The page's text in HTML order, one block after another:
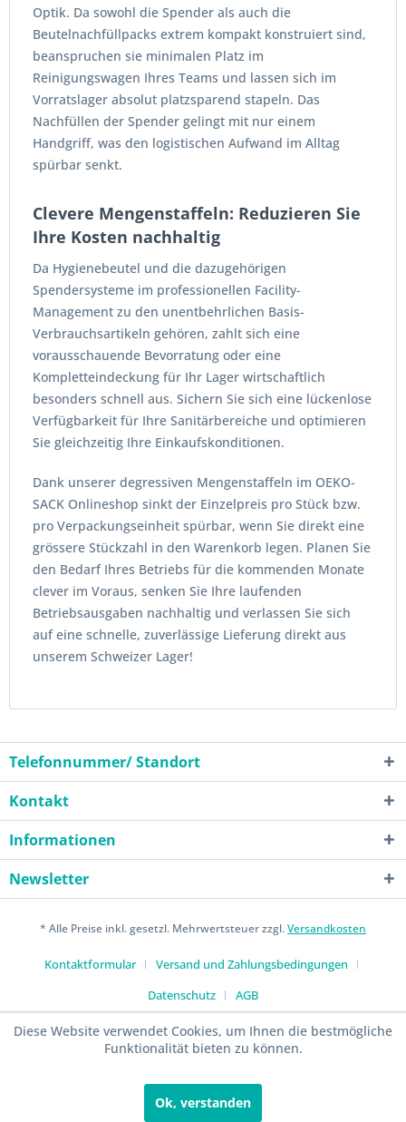
Optik. Da sowohl die Spender als auch die
Beutelnachfüllpacks extrem kompakt konstruiert sind,
beanspruchen sie minimalen Platz im
Reinigungswagen Ihres Teams und lassen sich im
Vorratslager absolut platzsparend stapeln. Das
Nachfüllen der Spender gelingt mit nur einem
Handgriff, was den logistischen Aufwand im Alltag
spürbar senkt.
Clevere Mengenstaffeln: Reduzieren Sie
Ihre Kosten nachhaltig
Da Hygienebeutel und die dazugehörigen
Spendersysteme im professionellen Facility-
Management zu den unentbehrlichen Basis-
Verbrauchsartikeln gehören, zahlt sich eine
vorausschauende Bevorratung oder eine
Kompletteindeckung für Ihr Lager wirtschaftlich
besonders schnell aus. Sichern Sie sich eine lückenlose
Verfügbarkeit für Ihre Sanitärbereiche und optimieren
Sie gleichzeitig Ihre Einkaufskonditionen.
Dank unserer degressiven Mengenstaffeln im OEKO-
SACK Onlineshop sinkt der Einzelpreis pro Stück bzw.
pro Verpackungseinheit spürbar, wenn Sie direkt eine
grössere Stückzahl in den Warenkorb legen. Planen Sie
den Bedarf Ihres Betriebs für die kommenden Monate
clever im Voraus, senken Sie Ihre laufenden
Betriebsausgaben nachhaltig und verlassen Sie sich
auf eine schnelle, zuverlässige Lieferung direkt aus
unserem Schweizer Lager!
Telefonnummer/ Standort
Kontakt
Informationen
Newsletter
* Alle Preise inkl. gesetzl. Mehrwertsteuer zzgl.Versandkosten
Kontaktformular
Versand und Zahlungsbedingungen
Datenschutz
AGB
Diese Website verwendet Cookies, um Ihnen die bestmögliche
Funktionalität bieten zu können.
Ok, verstanden